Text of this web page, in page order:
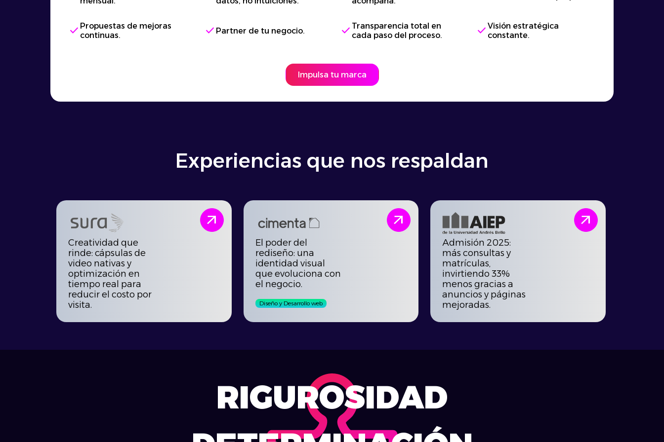
check Propuestas de mejoras
continuas.
check Partner de tu negocio. check Transparencia total en
cada paso del proceso.
check Visión estratégica
constante.
Impulsa tu marca
Experiencias que nos respaldan
Creatividad que
rinde: cápsulas de
video nativas y
optimización en
tiempo real para
reducir el costo por
visita.
arrow_outward
El poder del
rediseño: una
identidad visual
que evoluciona con
el negocio.
Diseño y Desarrollo web
arrow_outward
Admisión 2025:
más consultas y
matrículas,
invirtiendo 33%
menos gracias a
anuncios y páginas
mejoradas.
arrow_outward
RIGUROSIDAD